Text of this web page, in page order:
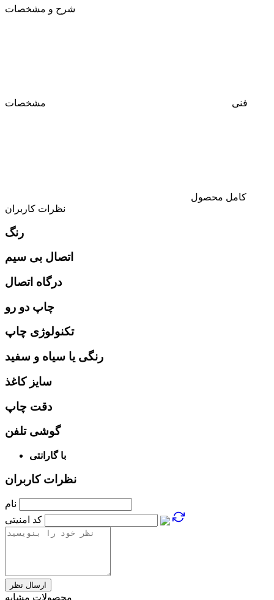
شرح و مشخصات
فنی مشخصات
کامل محصول
نظرات کاربران
رنگ
اتصال بی سیم
درگاه اتصال
چاپ دو رو
تکنولوژی چاپ
رنگی یا سیاه و سفید
سایز کاغذ
دقت چاپ
گوشی تلفن
با گارانتی
نظرات کاربران
نام
کد امنیتی
محصولات مشابه